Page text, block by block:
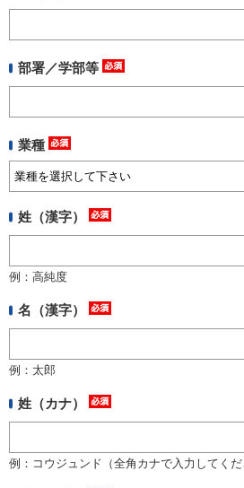
化合物
形状詳細
アウトレット
部署／学部等
業種
姓（漢字）
例：高純度
名（漢字）
例：太郎
姓（カナ）
例：コウジュンド（全角カナで入力してくだ